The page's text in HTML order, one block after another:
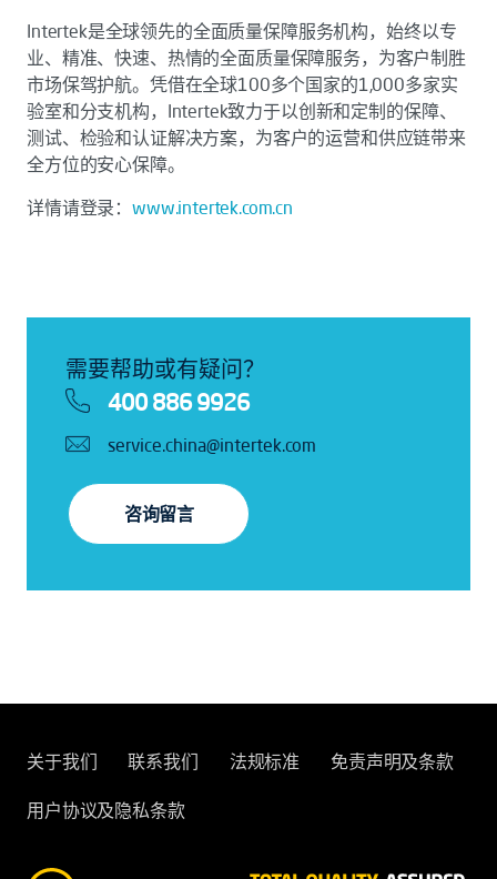
Intertek是全球领先的全面质量保障服务机构，始终以专
业、精准、快速、热情的全面质量保障服务，为客户制胜
市场保驾护航。凭借在全球100多个国家的1,000多家实
验室和分支机构，Intertek致力于以创新和定制的保障、
测试、检验和认证解决方案，为客户的运营和供应链带来
全方位的安心保障。
详情请登录：www.intertek.com.cn
需要帮助或有疑问？
400 886 9926
service.china@intertek.com
咨询留言
关于我们 联系我们 法规标准 免责声明及条款
用户协议及隐私条款